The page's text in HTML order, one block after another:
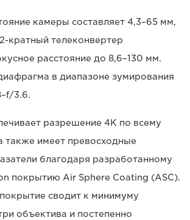
камеры составляет 4,3–65 мм,
кратный телеконвертер
расстояние до 8,6–130 мм.
в диапазоне зумирования
3.6.
разрешение 4K по всему
также имеет превосходные
благодаря разработанному
покрытию Air Sphere Coating (ASC).
сводит к минимуму
объектива и постепенно